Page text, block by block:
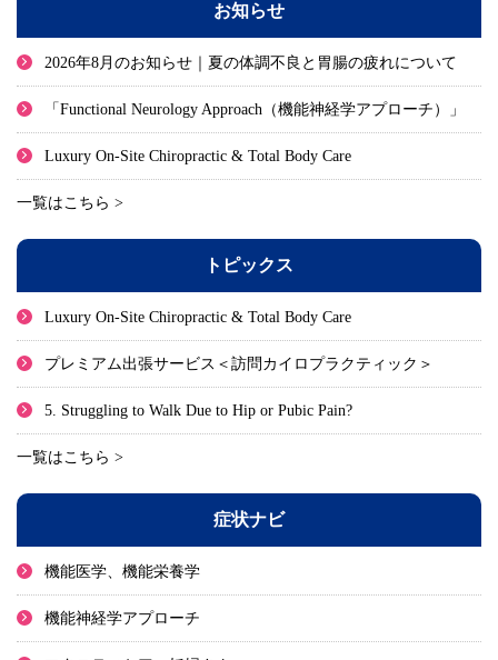
お知らせ
2026年8月のお知らせ｜夏の体調不良と胃腸の疲れについて
「Functional Neurology Approach（機能神経学アプローチ）」
Luxury On-Site Chiropractic & Total Body Care
一覧はこちら >
トピックス
Luxury On-Site Chiropractic & Total Body Care
プレミアム出張サービス＜訪問カイロプラクティック＞
5. Struggling to Walk Due to Hip or Pubic Pain?
一覧はこちら >
症状ナビ
機能医学、機能栄養学
機能神経学アプローチ